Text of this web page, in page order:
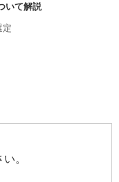
いて解説
定
。